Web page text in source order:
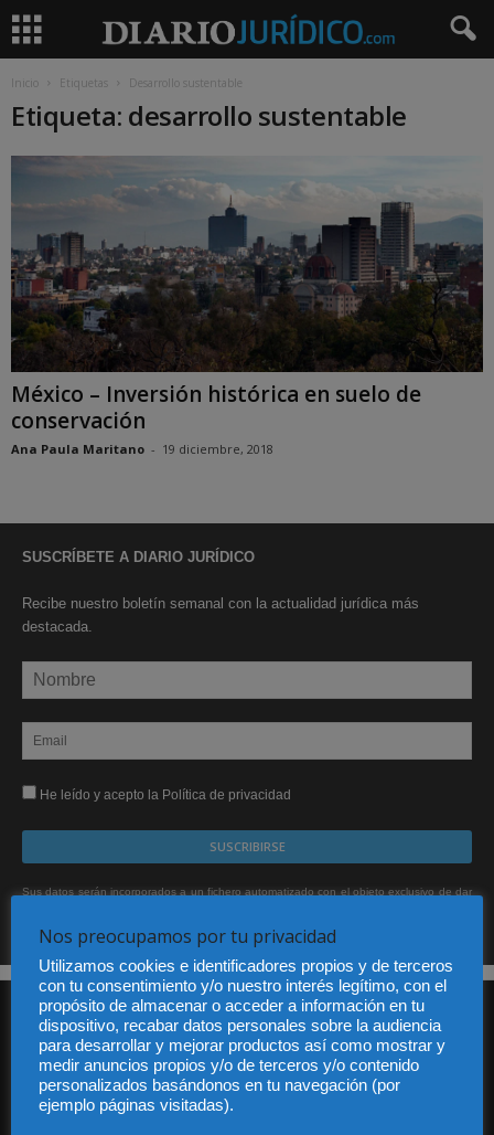
Inicio Etiquetas Desarrollo sustentable
Etiqueta: desarrollo sustentable
México – Inversión histórica en suelo de
conservación
Ana Paula Maritano - 19 diciembre, 2018
SUSCRÍBETE A DIARIO JURÍDICO
Recibe nuestro boletín semanal con la actualidad jurídica más
destacada.
He leído y acepto la Política de privacidad
Sus datos serán incorporados a un fichero automatizado con el objeto exclusivo de dar
Nos preocupamos por tu privacidad
Utilizamos cookies e identificadores propios y de terceros
con tu consentimiento y/o nuestro interés legítimo, con el
propósito de almacenar o acceder a información en tu
dispositivo, recabar datos personales sobre la audiencia
para desarrollar y mejorar productos así como mostrar y
medir anuncios propios y/o de terceros y/o contenido
personalizados basándonos en tu navegación (por
ejemplo páginas visitadas).